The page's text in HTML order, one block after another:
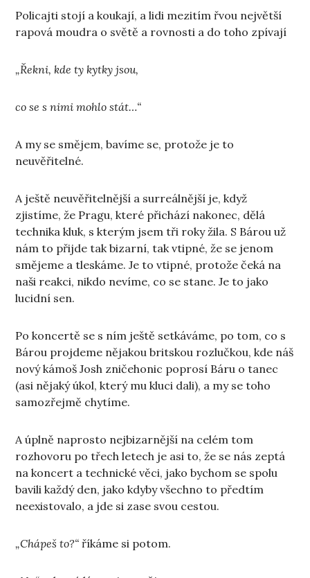
Policajti stojí a koukají, a lidi mezitím řvou největší
rapová moudra o světě a rovnosti a do toho zpívají
„Řekni, kde ty kytky jsou,
co se s nimi mohlo stát…“
A my se smějem, bavíme se, protože je to
neuvěřitelné.
A ještě neuvěřitelnější a surreálnější je, když
zjistíme, že Pragu, které přichází nakonec, dělá
technika kluk, s kterým jsem tři roky žila. S Bárou už
nám to přijde tak bizarní, tak vtipné, že se jenom
smějeme a tleskáme. Je to vtipné, protože čeká na
naši reakci, nikdo nevíme, co se stane. Je to jako
lucidní sen.
Po koncertě se s ním ještě setkáváme, po tom, co s
Bárou projdeme nějakou britskou rozlučkou, kde náš
nový kámoš Josh zničehonic poprosí Báru o tanec
(asi nějaký úkol, který mu kluci dali), a my se toho
samozřejmě chytíme.
A úplně naprosto nejbizarnější na celém tom
rozhovoru po třech letech je asi to, že se nás zeptá
na koncert a technické věci, jako bychom se spolu
bavili každý den, jako kdyby všechno to předtím
neexistovalo, a jde si zase svou cestou.
„Chápeš to?“ říkáme si potom.